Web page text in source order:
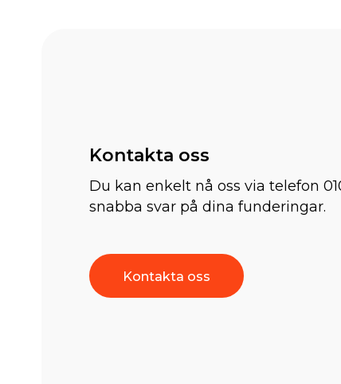
Kontakta oss
Du kan enkelt nå oss via telefon
snabba svar på dina funderingar.
Kontakta oss